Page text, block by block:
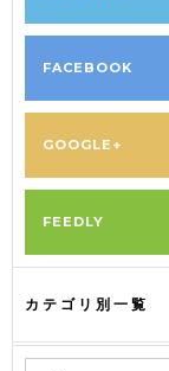
FACEBOOK
GOOGLE+
FEEDLY
カテゴリ別一覧